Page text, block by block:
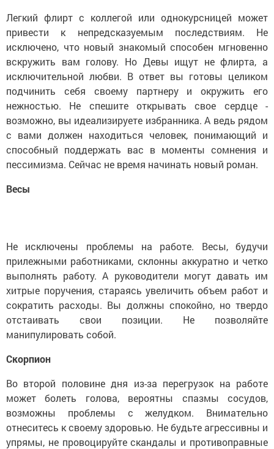
Легкий флирт с коллегой или однокурсницей может
привести к непредсказуемым последствиям. Не
исключено, что новый знакомый способен мгновенно
вскружить вам голову. Но Девы ищут не флирта, а
исключительной любви. В ответ вы готовы целиком
подчинить себя своему партнеру и окружить его
нежностью. Не спешите открывать свое сердце -
возможно, вы идеализируете избранника. А ведь рядом
с вами должен находиться человек, понимающий и
способный поддержать вас в моменты сомнения и
пессимизма. Сейчас не время начинать новый роман.
Весы
Не исключены проблемы на работе. Весы, будучи
прилежными работниками, склонны аккуратно и четко
выполнять работу. А руководители могут давать им
хитрые поручения, стараясь увеличить объем работ и
сократить расходы. Вы должны спокойно, но твердо
отстаивать свои позиции. Не позволяйте
манипулировать собой.
Скорпион
Во второй половине дня из-за перегрузок на работе
может болеть голова, вероятны спазмы сосудов,
возможны проблемы с желудком. Внимательно
отнеситесь к своему здоровью. Не будьте агрессивны и
упрямы, не провоцируйте скандалы и противоправные